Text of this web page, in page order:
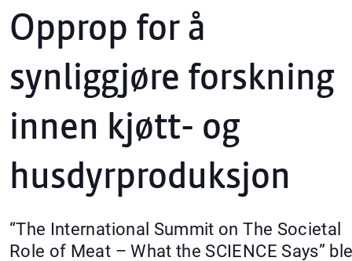
Opprop for å
synliggjøre forskning
innen kjøtt- og
husdyrproduksjon
“The International Summit on The Societal
Role of Meat – What the SCIENCE Says”